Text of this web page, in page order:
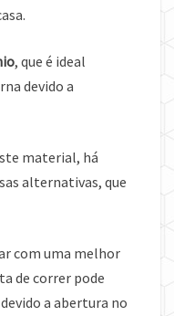
, que é ideal
devido a
material, há
alternativas, que
com uma melhor
de correr pode
a abertura no